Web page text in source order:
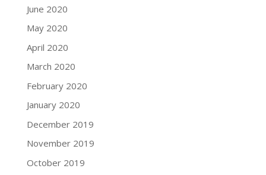
June 2020
May 2020
April 2020
March 2020
February 2020
January 2020
December 2019
November 2019
October 2019